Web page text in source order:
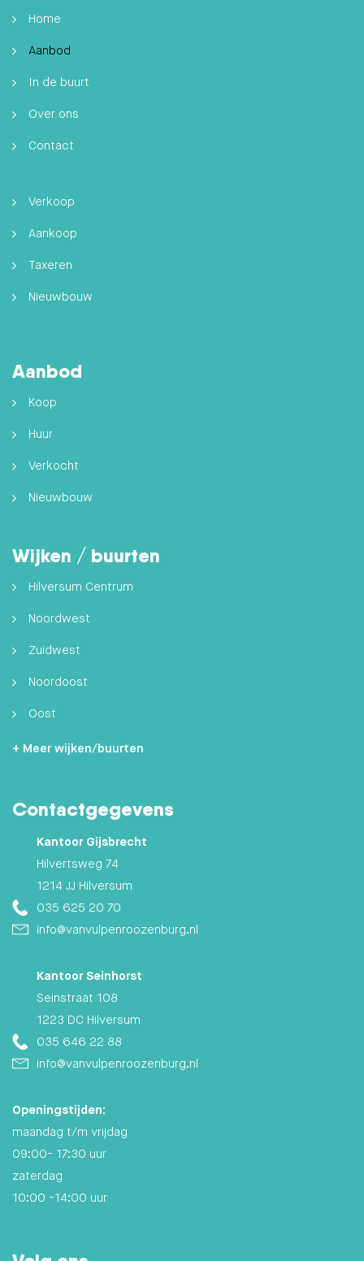
Home
Aanbod
In de buurt
Over ons
Contact
Verkoop
Aankoop
Taxeren
Nieuwbouw
Aanbod
Koop
Huur
Verkocht
Nieuwbouw
Wijken / buurten
Hilversum Centrum
Noordwest
Zuidwest
Noordoost
Oost
Zuidoost
Zuid
+ Meer wijken/buurten
Contactgegevens
Kantoor Gijsbrecht
Hilvertsweg 74
1214 JJ Hilversum
035 625 20 70
info@vanvulpenroozenburg.nl
Kantoor Seinhorst
Seinstraat 108
1223 DC Hilversum
035 646 22 88
info@vanvulpenroozenburg.nl
Openingstijden:
maandag t/m vrijdag
09:00- 17:30 uur
zaterdag
10:00 -14:00 uur